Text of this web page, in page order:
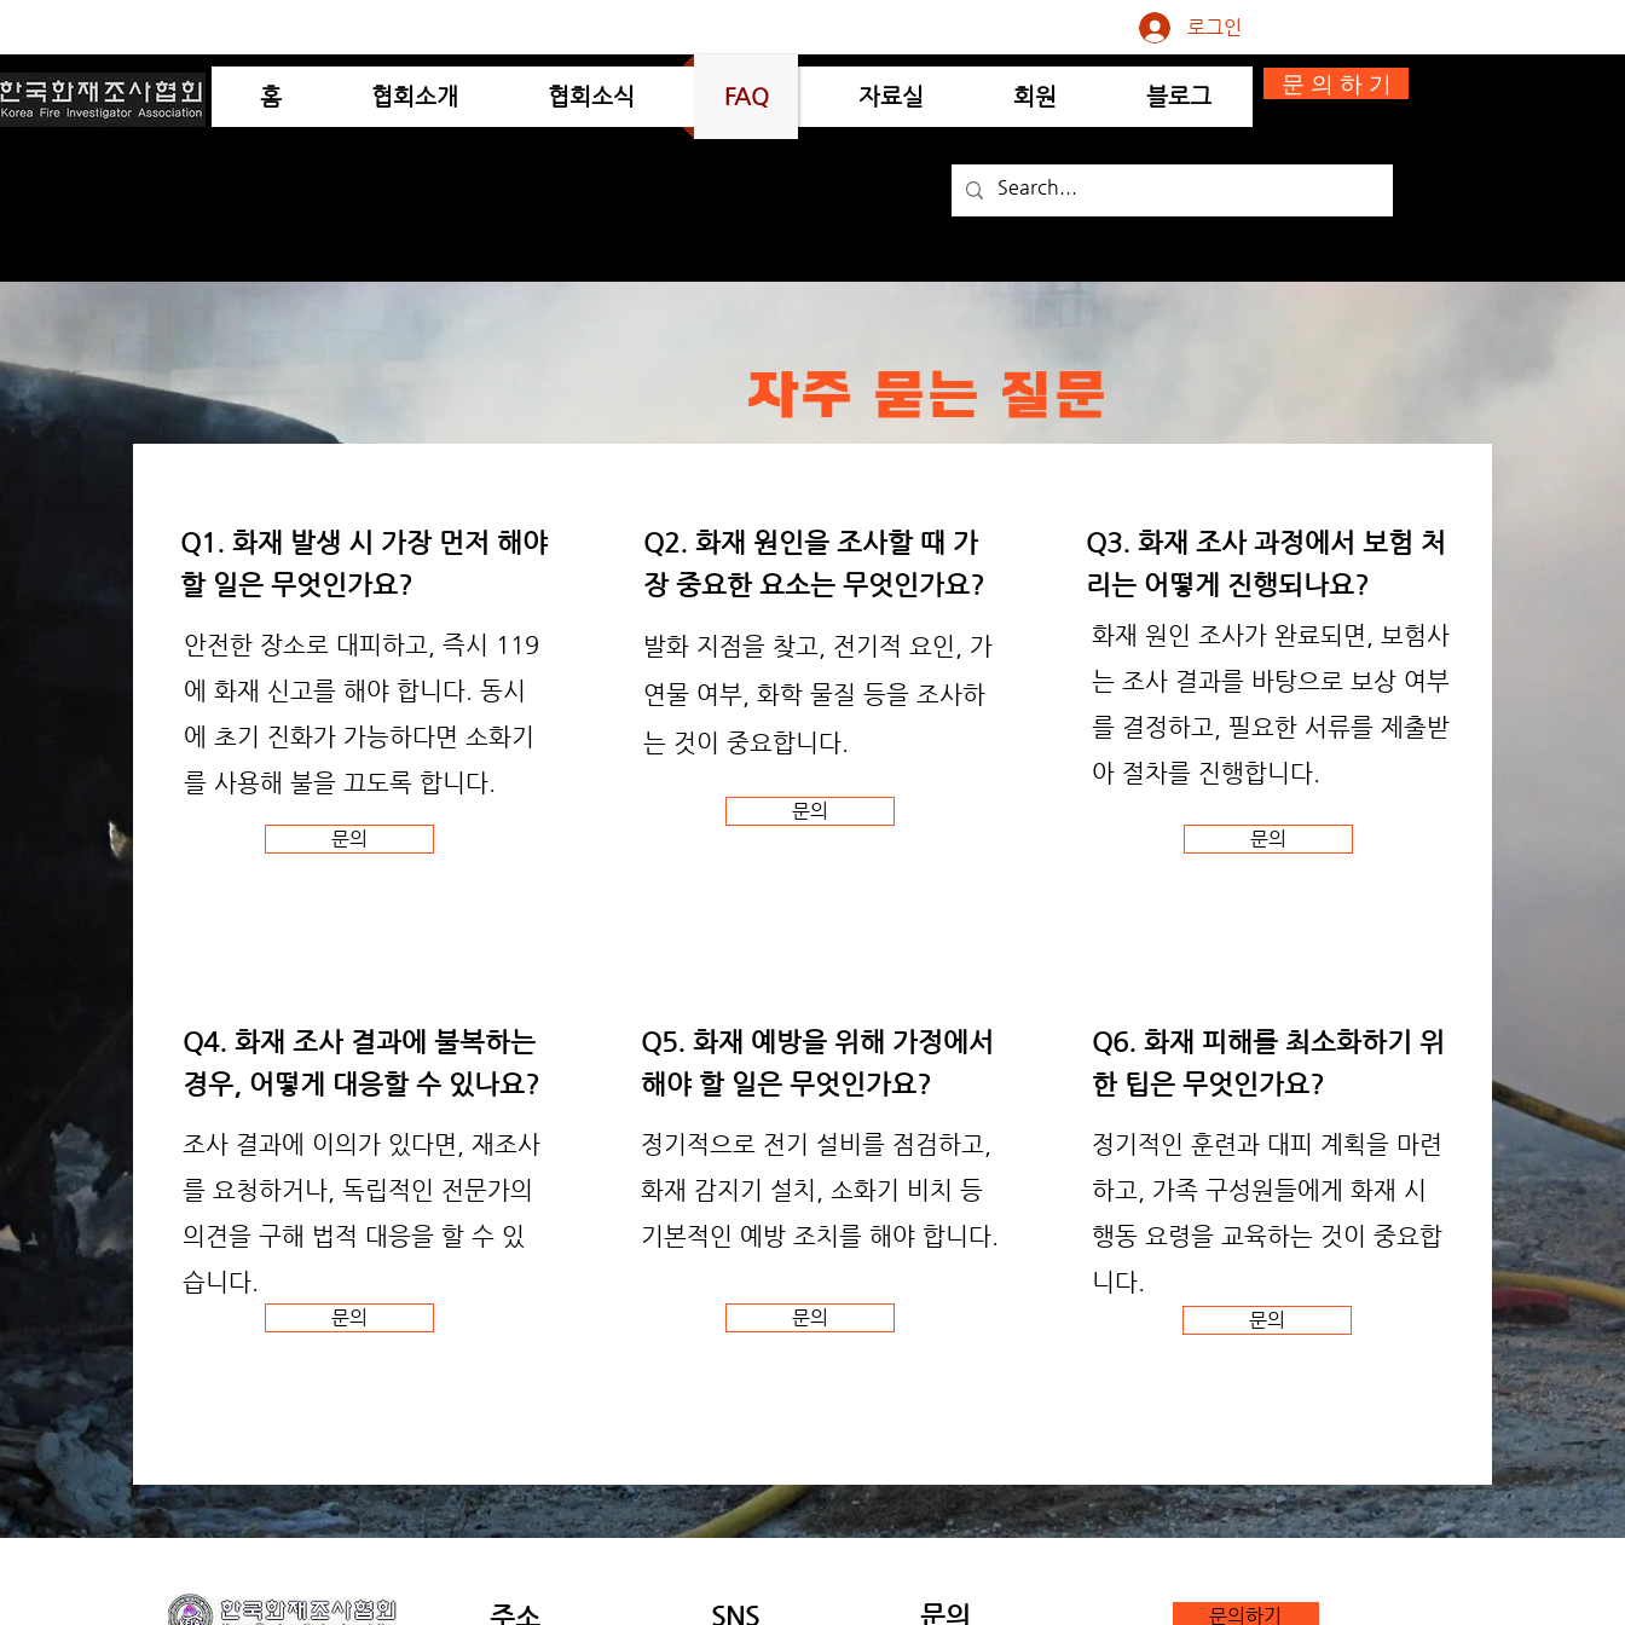
로그인
홈 협회소개 협회소식 FAQ 자료실 회원 블로그 문 의 하 기
자주 묻는 질문
Q1. 화재 발생 시 가장 먼저 해야
할 일은 무엇인가요?
안전한 장소로 대피하고, 즉시 119
에 화재 신고를 해야 합니다. 동시
에 초기 진화가 가능하다면 소화기
를 사용해 불을 끄도록 합니다.
문의
Q2. 화재 원인을 조사할 때 가
장 중요한 요소는 무엇인가요?
발화 지점을 찾고, 전기적 요인, 가
연물 여부, 화학 물질 등을 조사하
는 것이 중요합니다.
문의
Q3. 화재 조사 과정에서 보험 처
리는 어떻게 진행되나요?
화재 원인 조사가 완료되면, 보험사
는 조사 결과를 바탕으로 보상 여부
를 결정하고, 필요한 서류를 제출받
아 절차를 진행합니다.
문의
Q4. 화재 조사 결과에 불복하는
경우, 어떻게 대응할 수 있나요?
조사 결과에 이의가 있다면, 재조사
를 요청하거나, 독립적인 전문가의
의견을 구해 법적 대응을 할 수 있
습니다.
문의
Q5. 화재 예방을 위해 가정에서
해야 할 일은 무엇인가요?
정기적으로 전기 설비를 점검하고,
화재 감지기 설치, 소화기 비치 등
기본적인 예방 조치를 해야 합니다.
문의
Q6. 화재 피해를 최소화하기 위
한 팁은 무엇인가요?
정기적인 훈련과 대피 계획을 마련
하고, 가족 구성원들에게 화재 시
행동 요령을 교육하는 것이 중요합
니다.
문의
주소 SNS ​문의 문의하기